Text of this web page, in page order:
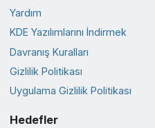
Yardım
KDE Yazılımlarını İndirmek
Davranış Kuralları
Gizlilik Politikası
Uygulama Gizlilik Politikası
Hedefler